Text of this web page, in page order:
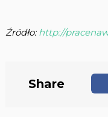
Źródło:http://
Share